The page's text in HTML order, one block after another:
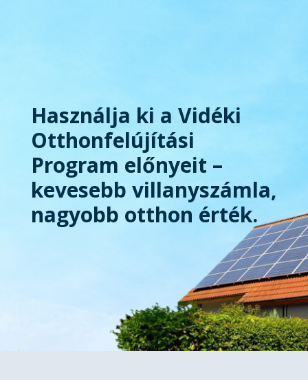
Használja ki a Vidéki
Otthonfelújítási
Program előnyeit –
kevesebb villanyszámla,
nagyobb otthon érték.